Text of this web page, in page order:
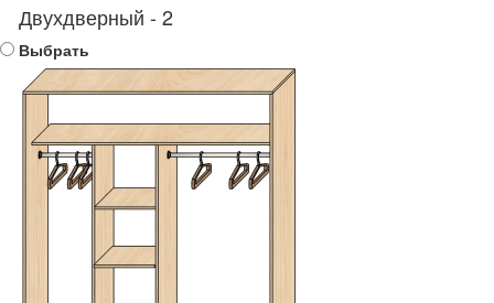
Двухдверный - 2
Выбрать